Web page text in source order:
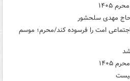
۱۴۰۵
مهدی سلحشور
امت را فرسوده کند/محرم؛ موسم
۱۴۰۵